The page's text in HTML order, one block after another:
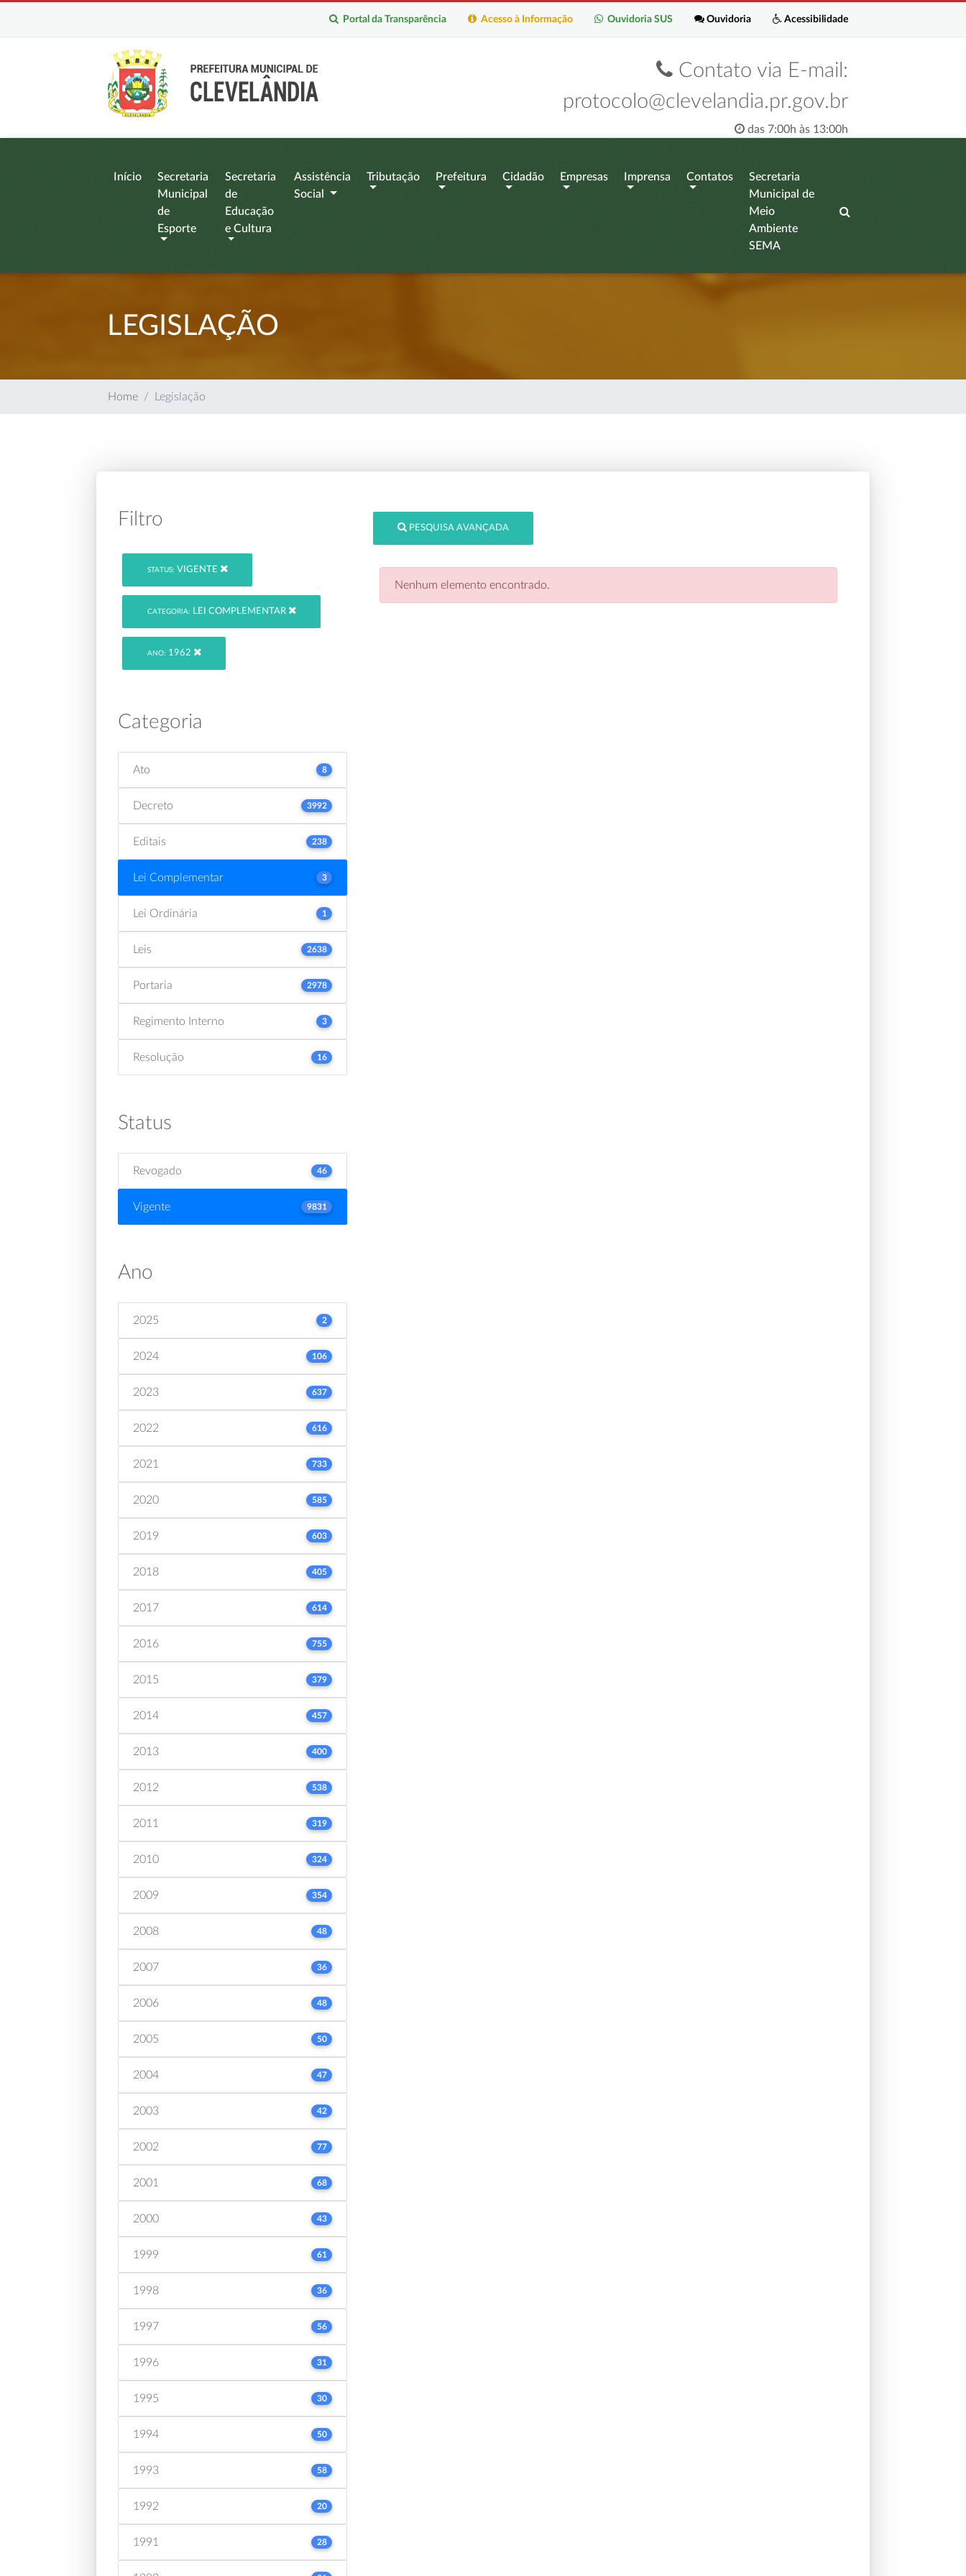
Acessibilidade
Ouvidoria
Ouvidoria SUS
Acesso à Informação
Portal da Transparência
Contato via E-mail:
protocolo@clevelandia.pr.gov.br
das 7:00h às 13:00h
Início
Secretaria
Municipal
de
Esporte
Secretaria
de
Educação
e Cultura
Assistência
Social
Tributação Prefeitura Cidadão Empresas Imprensa Contatos
Secretaria
Municipal de
Meio
Ambiente
SEMA
LEGISLAÇÃO
Home Legislação
Filtro
STATUS: VIGENTE
CATEGORIA: LEI COMPLEMENTAR
ANO: 1962
Categoria
Ato 8
Decreto 3992
Editais 238
Lei Complementar 3
Lei Ordinária 1
Leis 2638
Portaria 2978
Regimento Interno 3
Resolução 16
Status
Revogado 46
Vigente 9831
Ano
2025 2
2024 106
2023 637
2022 616
2021 733
2020 585
2019 603
2018 405
2017 614
2016 755
2015 379
2014 457
2013 400
2012 538
2011 319
2010 324
2009 354
2008 48
2007 36
2006 48
2005 50
2004 47
2003 42
2002 77
2001 68
2000 43
1999 61
1998 36
1997 56
1996 31
1995 30
1994 50
1993 58
1992 20
1991 28
PESQUISA AVANÇADA
Nenhum elemento encontrado.